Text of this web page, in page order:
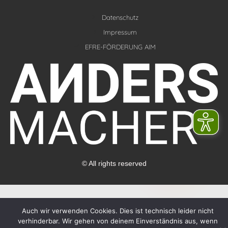
e
d
i
n
a
g
r
a
m
Datenschutz
Impressum
EFRE-FÖRDERUNG AIM
© All rights reserved
Auch wir verwenden Cookies. Dies ist technisch leider nicht
verhinderbar. Wir gehen von deinem Einverständnis aus, wenn